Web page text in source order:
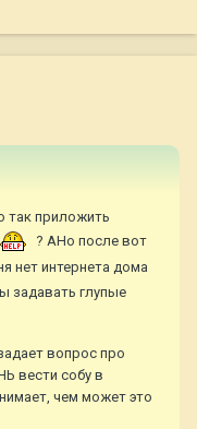
так приложить
? АНо после вот
нет интернета дома
задавать глупые
вопрос про
вести собу в
чем может это